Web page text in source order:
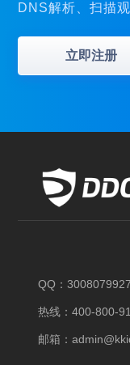
DNS解析、扫描
立即注册
QQ：3008079927
热线：400-800-
邮箱：